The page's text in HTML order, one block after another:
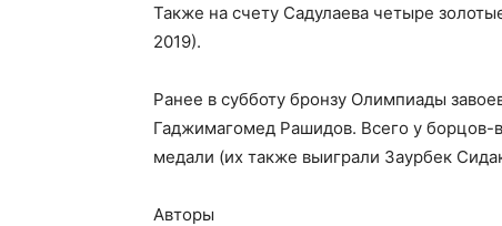
Также на счету Садулаева четыре
2019).
Ранее в субботу бронзу Олимпиады
Гаджимагомед Рашидов. Всего у борцов-
медали (их также выиграли Заурбек
Авторы